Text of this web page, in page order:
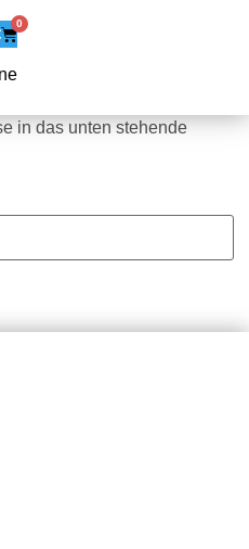
0
in das unten stehende